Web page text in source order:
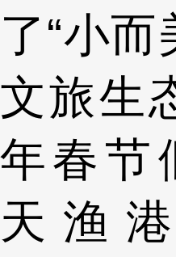
了“小而
文旅生
年春节
天渔